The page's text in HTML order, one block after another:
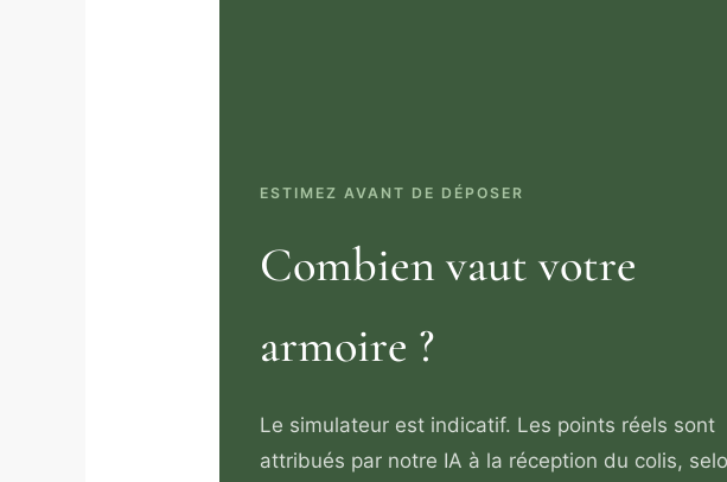
ESTIMEZ AVANT DE DÉPOSER
Combien vaut votre
armoire ?
Le simulateur est indicatif. Les points réels sont
attribués par notre IA à la réception du colis,